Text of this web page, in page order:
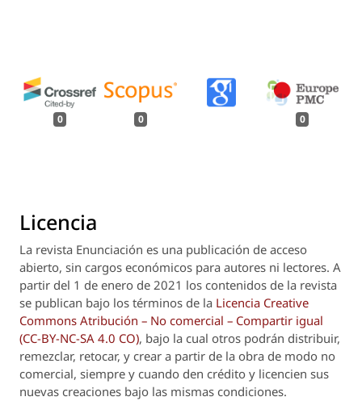
0 0 0
Licencia
La revista Enunciación es una publicación de acceso
abierto, sin cargos económicos para autores ni lectores. A
partir del 1 de enero de 2021 los contenidos de la revista
se publican bajo los términos de la Licencia Creative
Commons Atribución – No comercial – Compartir igual
(CC-BY-NC-SA 4.0 CO), bajo la cual otros podrán distribuir,
remezclar, retocar, y crear a partir de la obra de modo no
comercial, siempre y cuando den crédito y licencien sus
nuevas creaciones bajo las mismas condiciones.